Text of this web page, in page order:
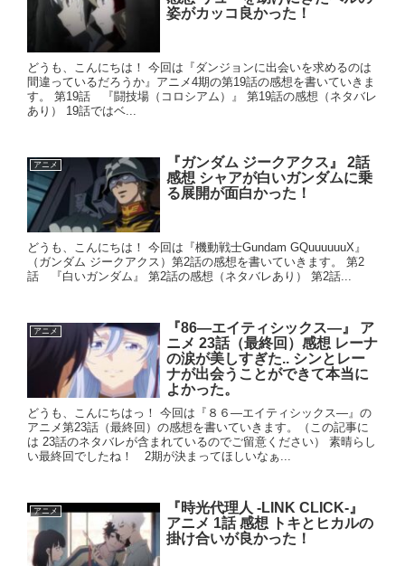
姿がカッコ良かった！
どうも、こんにちは！ 今回は『ダンジョンに出会いを求めるのは
間違っているだろうか』アニメ4期の第19話の感想を書いていきま
す。 第19話 『闘技場（コロシアム）』 第19話の感想（ネタバレ
あり） 19話ではベ...
アニメ
『ガンダム ジークアクス』 2話
感想 シャアが白いガンダムに乗
る展開が面白かった！
どうも、こんにちは！ 今回は『機動戦士Gundam GQuuuuuuX』
（ガンダム ジークアクス）第2話の感想を書いていきます。 第2
話 『白いガンダム』 第2話の感想（ネタバレあり） 第2話...
アニメ
『86―エイティシックス―』 ア
ニメ 23話（最終回）感想 レーナ
の涙が美しすぎた.. シンとレー
ナが出会うことができて本当に
よかった。
どうも、こんにちはっ！ 今回は『８６―エイティシックス―』の
アニメ第23話（最終回）の感想を書いていきます。（この記事に
は 23話のネタバレが含まれているのでご留意ください） 素晴らし
い最終回でしたね！ 2期が決まってほしいなぁ...
アニメ
『時光代理人 -LINK CLICK-』
アニメ 1話 感想 トキとヒカルの
掛け合いが良かった！